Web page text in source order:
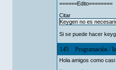
======Edito========
Citar
Keygen no es
Si se puede hacer
145 Programación/
Hola amigos como